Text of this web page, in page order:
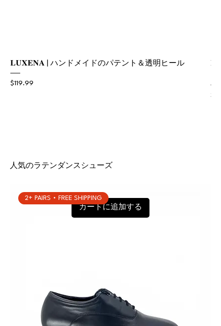
𝐋𝐔𝐗𝐄𝐍𝐀 | ハンドメイドのパテント＆透明ヒール
価格
$119.99
価
人気のラテンダンスシューズ
カートに追加する
2+ PAIRS • FREE SHIPPING